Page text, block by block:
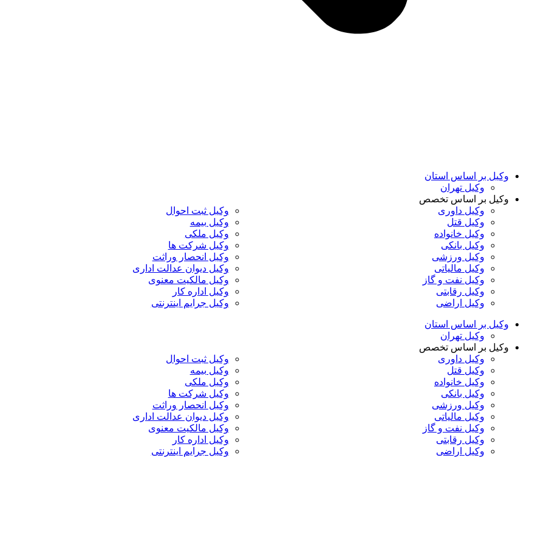
وکیل بر اساس استان
وکیل تهران
وکیل بر اساس تخصص
وکیل داوری
وکیل قتل
وکیل خانواده
وکیل بانکی
وکیل ورزشی
وکیل مالیاتی
وکیل نفت و گاز
وکیل رقابتی
وکیل اراضی
وکیل ثبت احوال
وکیل بیمه
وکیل ملکی
وکیل شرکت ها
وکیل انحصار وراثت
وکیل دیوان عدالت اداری
وکیل مالکیت معنوی
وکیل اداره کار
وکیل جرایم اینترنتی
وکیل بر اساس استان
وکیل تهران
وکیل بر اساس تخصص
وکیل داوری
وکیل قتل
وکیل خانواده
وکیل بانکی
وکیل ورزشی
وکیل مالیاتی
وکیل نفت و گاز
وکیل رقابتی
وکیل اراضی
وکیل ثبت احوال
وکیل بیمه
وکیل ملکی
وکیل شرکت ها
وکیل انحصار وراثت
وکیل دیوان عدالت اداری
وکیل مالکیت معنوی
وکیل اداره کار
وکیل جرایم اینترنتی